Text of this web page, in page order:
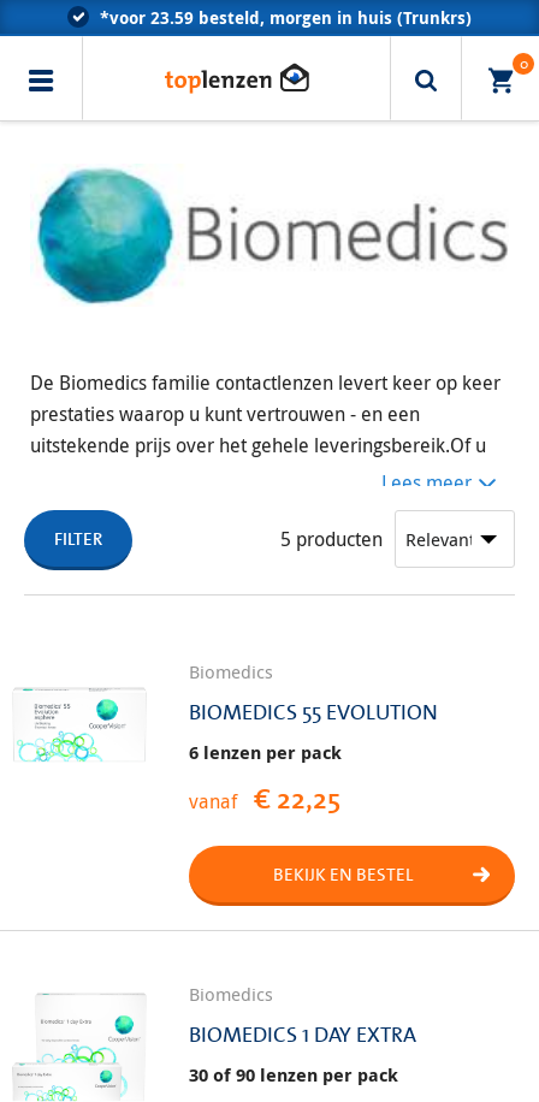
*voor 23.59 besteld, morgen in huis (Trunkrs)
Erkend door alle zorgverzekeraars
0
De Biomedics familie contactlenzen levert keer op keer
prestaties waarop u kunt vertrouwen - en een
uitstekende prijs over het gehele leveringsbereik.Of u
nu op zoek bent naar het gemak van daglenzen of liever
maandelijks uw contactlenzen vervangt, de Biomedics
familie heeft een product dat aansluit op uw behoeften.
Lees meer
FILTER 5 producten
Biomedics
BIOMEDICS 55 EVOLUTION
6 lenzen per pack
vanaf € 22,25
BEKIJK EN BESTEL
Biomedics
BIOMEDICS 1 DAY EXTRA
30 of 90 lenzen per pack